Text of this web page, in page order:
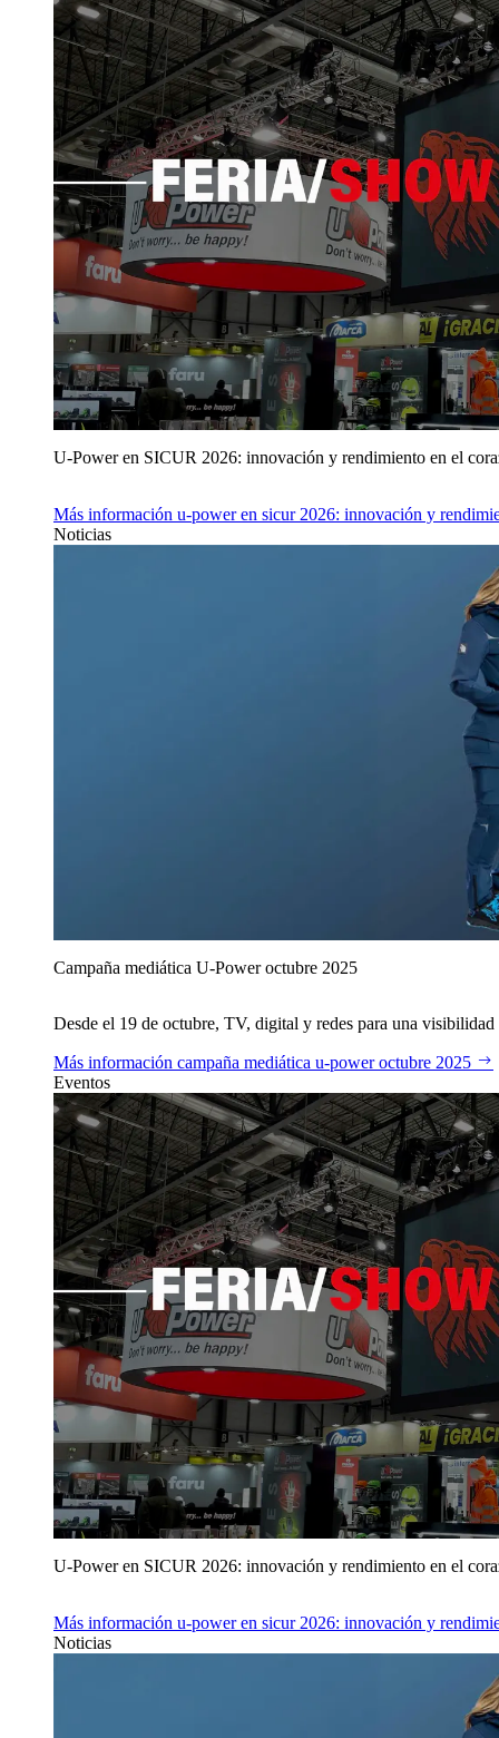
U‑Power en SICUR 2026: innovación y rendimiento en el
Más información u‑power en sicur 2026: innovación y
Noticias
Campaña mediática U‑Power octubre 2025
Desde el 19 de octubre, TV, digital y redes para una
Más información campaña mediática u‑power octubre 2025
Eventos
U‑Power en SICUR 2026: innovación y rendimiento en el
Más información u‑power en sicur 2026: innovación y
Noticias